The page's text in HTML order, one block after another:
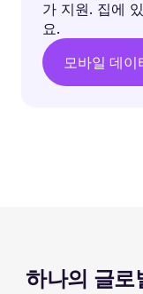
가 지원. 집에
요.
모바일 데이
하나의 글